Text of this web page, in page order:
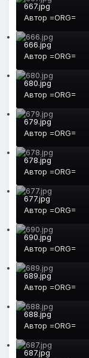
667.jpg
Автор =ORG=
666.jpg
Автор =ORG=
680.jpg
Автор =ORG=
679.jpg
Автор =ORG=
678.jpg
Автор =ORG=
677.jpg
Автор =ORG=
690.jpg
Автор =ORG=
689.jpg
Автор =ORG=
688.jpg
Автор =ORG=
687.jpg